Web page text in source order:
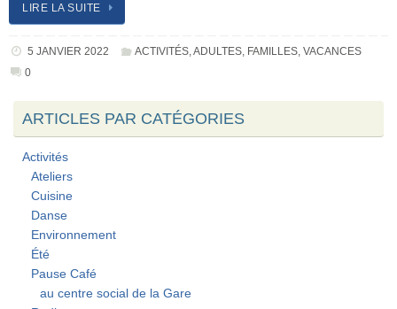
LIRE LA SUITE
5 JANVIER 2022 ACTIVITÉS,ADULTES, FAMILLES,VACANCES
0
ARTICLES PAR CATÉGORIES
Activités
Ateliers
Cuisine
Danse
Environnement
Été
Pause Café
au centre social de la Gare